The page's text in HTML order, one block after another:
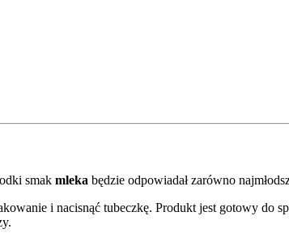
smak mleka będzie odpowiadał zarówno
i nacisnąć tubeczkę. Produkt jest gotowy do